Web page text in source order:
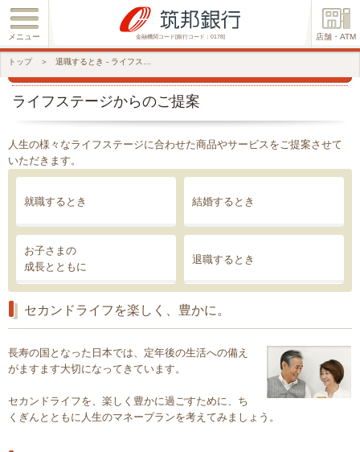
金融機関コード[銀行コード：0178]
メニュー 店舗・ATM
トップ ＞
ライフステージからのご提案
人生の様々なライフステージに合わせた商品やサービスをご提案させて
いただきます。
就職するとき 結婚するとき
お子さまの
成長とともに
退職するとき
セカンドライフを楽しく、豊かに。
長寿の国となった日本では、定年後の生活への備え
がますます大切になってきています。
セカンドライフを、楽しく豊かに過ごすために、ち
くぎんとともに人生のマネープランを考えてみましょう。